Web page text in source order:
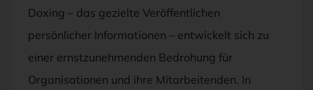
Doxing – das gezielte Veröffentlichen
persönlicher Informationen – entwickelt sich zu
einer ernstzunehmenden Bedrohung für
Organisationen und ihre Mitarbeitenden. In